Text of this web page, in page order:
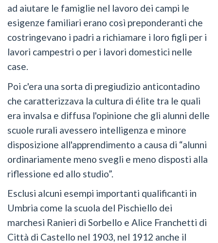
ad aiutare le famiglie nel lavoro dei campi le
esigenze familiari erano così preponderanti che
costringevano i padri a richiamare i loro figli per i
lavori campestri o per i lavori domestici nelle
case.
Poi c'era una sorta di pregiudizio anticontadino
che caratterizzava la cultura di élite tra le quali
era invalsa e diffusa l'opinione che gli alunni delle
scuole rurali avessero intelligenza e minore
disposizione all'apprendimento a causa di “alunni
ordinariamente meno svegli e meno disposti alla
riflessione ed allo studio”.
Esclusi alcuni esempi importanti qualificanti in
Umbria come la scuola del Pischiello dei
marchesi Ranieri di Sorbello e Alice Franchetti di
Città di Castello nel 1903, nel 1912 anche il